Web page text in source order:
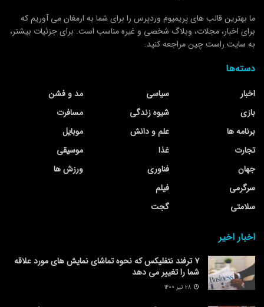
ما بهترین قالب های پریمیوم وردپرس را برای شما به ارمغان می آوریم که
برای اخبار، مجلات، وبلاگ شخصی و غیره مناسب است. برای جزئیات بیشتر،
به سایت راست چین مراجعه کنید.
دسته‌ها
اخبار
بازی
برنامه ها
تجارت
جهان
سرگرمی
سلامتی
سیاسی
شیوه زندگی
علم و دانش
غذا
فناوری
فیلم
گجت
مد و فشن
مسافرت
موبایل
موسیقی
ورزش ها
اخبار اخیر
۷ ترفند نتفلیکس که نحوه تماشای نمایش های مورد علاقه
شما را تغییر می دهد